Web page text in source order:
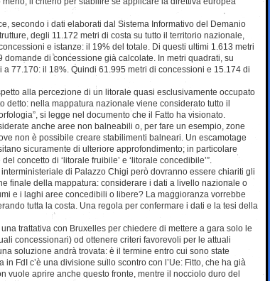
secondo i dati elaborati dal Sistema Informativo del Demanio
degli 11.172 metri di costa su tutto il territorio nazionale,
e istanze: il 19% del totale. Di questi ultimi 1.613 metri
di concessione già calcolate. In metri quadrati, su
a 77.170: il 18%. Quindi 61.995 metri di concessioni e 15.174 di
alla percezione di un litorale quasi esclusivamente occupato
detto: nella mappatura nazionale viene considerato tutto il
si legge nel documento che il Fatto ha visionato.
anche aree non balneabili o, per fare un esempio, zone
non è possibile creare stabilimenti balneari. Un escamotage
sicuramente di ulteriore approfondimento; in particolare
concetto di ‘litorale fruibile’ e ‘litorale concedibile’”.
di Palazzo Chigi però dovranno essere chiariti gli
finale della mappatura: considerare i dati a livello nazionale o
e i laghi aree concedibili o libere? La maggioranza vorrebbe
tutta la costa. Una regola per confermare i dati e la tesi della
trattativa con Bruxelles per chiedere di mettere a gara solo le
concessionari) od ottenere criteri favorevoli per le attuali
soluzione andrà trovata: è il termine entro cui sono state
FdI c’è una divisione sullo scontro con l’Ue: Fitto, che ha già
vuole aprire anche questo fronte, mentre il nocciolo duro del